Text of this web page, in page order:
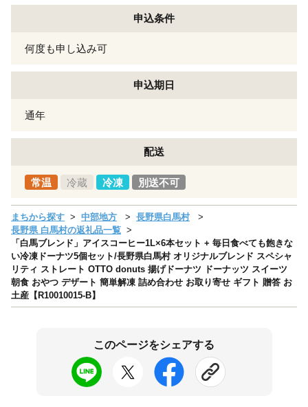
申込条件
何度も申し込み可
申込期日
通年
配送
常温 冷蔵 冷凍 別送不可
まちから探す 中部地方
長野県白馬村
長野県 白馬村の返礼品一覧
「白馬ブレンド」アイスコーヒー1L×6本セット + 毎日食べても飽きな
い冷凍ドーナツ5個セット/長野県白馬村 オリジナルブレンド スペシャ
リティ ストレート OTTO donuts 揚げドーナツ ドーナッツ スイーツ
朝食 おやつ デザート 簡単解凍 詰め合わせ お取り寄せ ギフト 贈答 お
土産【R10010015-B】
このページをシェアする